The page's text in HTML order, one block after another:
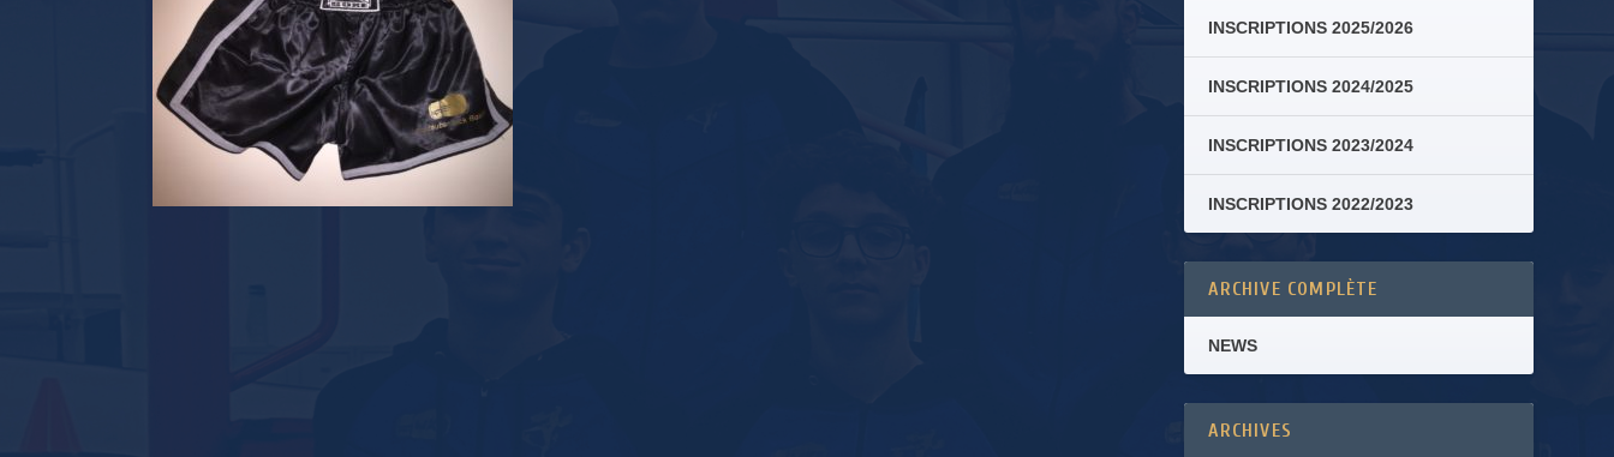
INSCRIPTIONS 2025/2026
INSCRIPTIONS 2024/2025
INSCRIPTIONS 2023/2024
INSCRIPTIONS 2022/2023
ARCHIVE COMPLÈTE
NEWS
ARCHIVES